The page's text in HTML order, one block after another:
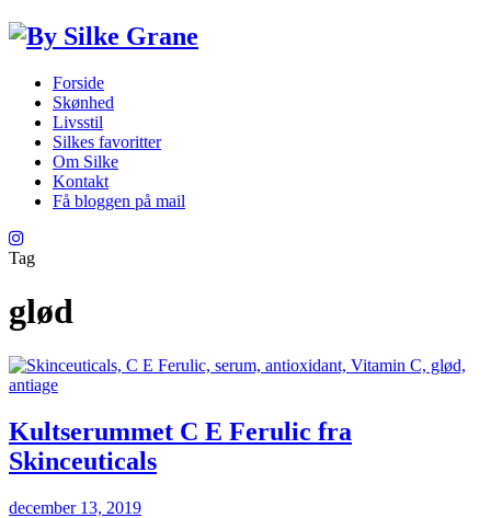
Forside
Skønhed
Livsstil
Silkes favoritter
Om Silke
Kontakt
Få bloggen på mail
Tag
glød
Kultserummet C E Ferulic fra
Skinceuticals
december 13, 2019